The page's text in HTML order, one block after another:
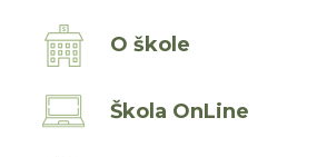
O škole
Škola OnLine